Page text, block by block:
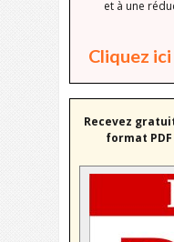
et à une
Cliquez
Recevez
format